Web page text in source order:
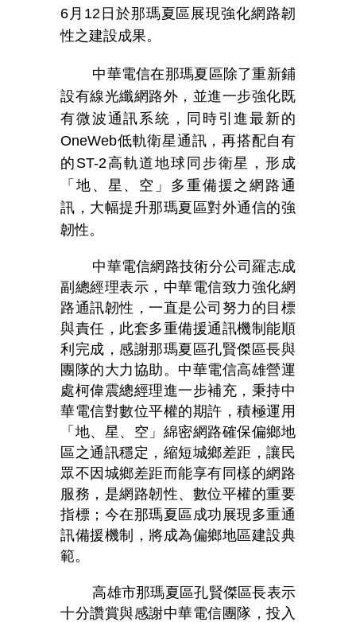
6 月 12日於那瑪夏區展現強化網路韌
性之建設成果。
中華電信在那瑪夏區除了重新鋪
設有線光纖網路外，並進一步強化既
有微波通訊系統，同時引進最新的
OneWeb低軌衛星通訊，再搭配自有
的 ST-2高軌道地球同步衛星，形成
「地、星、空」多重備援之網路通
訊，大幅提升那瑪夏區對外通信的強
韌性。
中華電信網路技術分公司羅志成
副總經理表示，中華電信致力強化網
路通訊韌性，一直是公司努力的目標
與責任，此套多重備援通訊機制能順
利完成，感謝那瑪夏區孔賢傑區長與
團隊的大力協助。中華電信高雄營運
處柯偉震總經理進一步補充，秉持中
華電信對數位平權的期許，積極運用
「地、星、空」綿密網路確保偏鄉地
區之通訊穩定，縮短城鄉差距，讓民
眾不因城鄉差距而能享有同樣的網路
服務，是網路韌性、數位平權的重要
指標；今在那瑪夏區成功展現多重通
訊備援機制，將成為偏鄉地區建設典
範。
高雄市那瑪夏區孔賢傑區長表示
十分讚賞與感謝中華電信團隊，投入